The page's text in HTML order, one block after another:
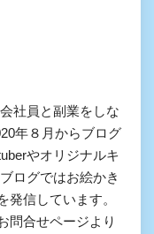
社員と副業をしな
年８月からブログ
やオリジナルキ
ログではお絵かき
信しています。
問合せページより